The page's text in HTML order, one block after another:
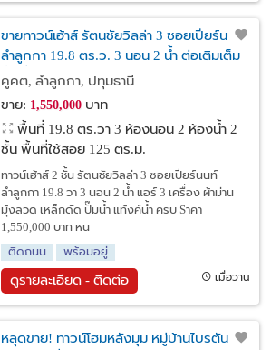
ขายทาวน์เฮ้าส์ รัตนชัยวิลล่า 3 ซอยเปียร์นนท์
ลำลูกกา 19.8 ตร.ว. 3 นอน 2 น้ำ ต่อเติมเต็ม
พื้นที่ คุ้มค่า พร้อมอยู่
คูคต, ลำลูกกา, ปทุมธานี
ขาย: 1,550,000บาท
พื้นที่ 19.8 ตร.วา 3 ห้องนอน 2 ห้องน้ำ 2
ชั้น พื้นที่ใช้สอย 125 ตร.ม.
ทาวน์เฮ้าส์ 2 ชั้น รัตนชัยวิลล่า 3 ซอยเปียร์นนท์
ลำลูกกา 19.8 วา 3 นอน 2 น้ำ แอร์ 3 เครื่อง ผ้าม่าน
มุ้งลวด เหล็กดัด ปั๊มน้ำ แท้งค์น้ำ ครบ Sาคา
1,550,000 บาท หน
ติดถนน
พร้อมอยู่
ดูรายละเอียด - ติดต่อ เมื่อวาน
หลุดขาย! ทาวน์โฮมหลังมุม หมู่บ้านไบรตัน